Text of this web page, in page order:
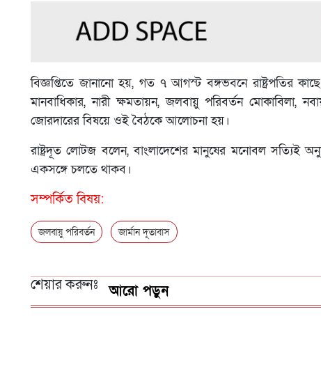
বিজ্ঞপ্তিতে জানানো হয়, গত ৭ আগস্ট বঙ্গভবনে রাষ্ট্রপতির
মানবাধিকার, নারী ক্ষমতায়ন, জলবায়ু পরিবর্তন মোকাবিলা,
জোরদারের বিষয়ে ওই বৈঠকে আলোচনা হয়।
রাষ্ট্রদূত লোটজ বলেন, বাংলাদেশের মানুষের মনোবল সত্যিই
একসঙ্গে চলতে থাকব।
সম্পর্কিত বিষয়:
জলবায়ু পরিবর্তন জার্মান দূতাবাস
শেয়ার করুনঃ আরো পড়ুন